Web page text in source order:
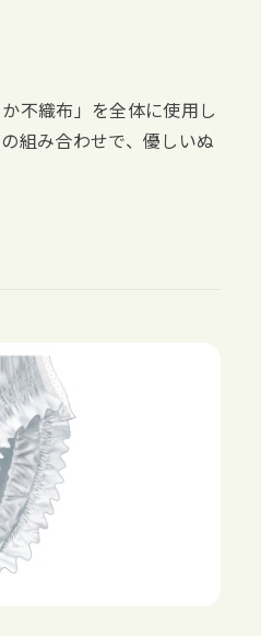
不織布」を全体に使用し
組み合わせで、優しいぬ